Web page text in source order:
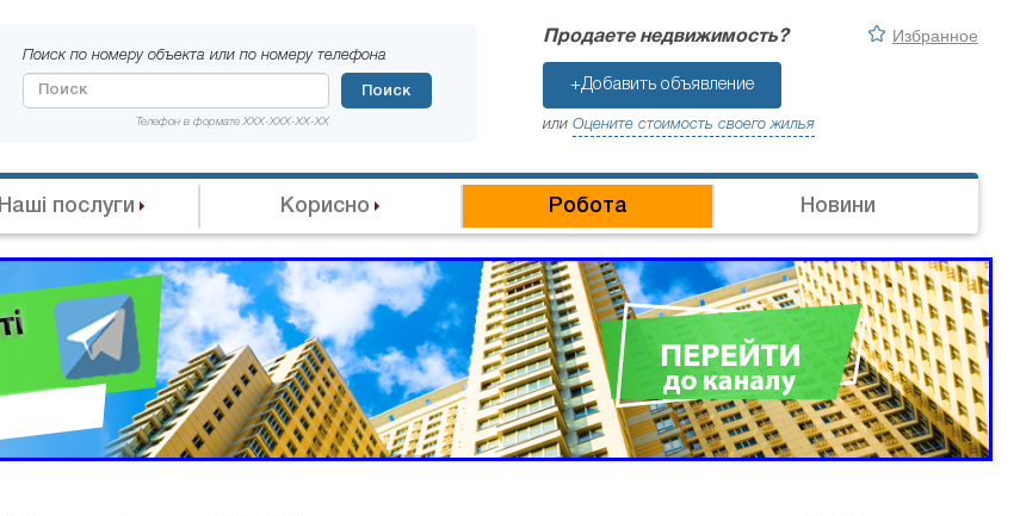
Поиск по номеру объекта или по номеру телефона
Телефон в формате XXX-XXX-XX-XX
Поиск
Продаете недвижимость?
+Добавить объявление
или Оцените стоимость своего жилья
Избранное
Наші послуги Корисно Робота Новини